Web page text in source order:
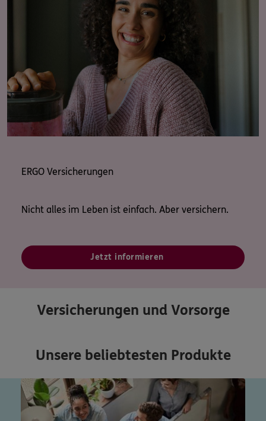
ERGO Versicherungen
Nicht alles im Leben ist einfach. Aber versichern.
Jetzt informieren
Versicherungen und Vorsorge
Unsere beliebtesten Produkte